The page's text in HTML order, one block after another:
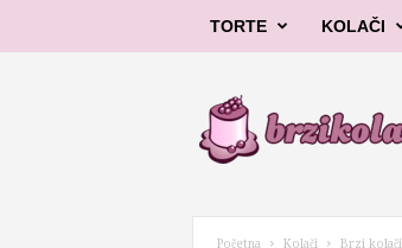
TORTE KOLAČI
l
Početna Kolači Brzi kolači